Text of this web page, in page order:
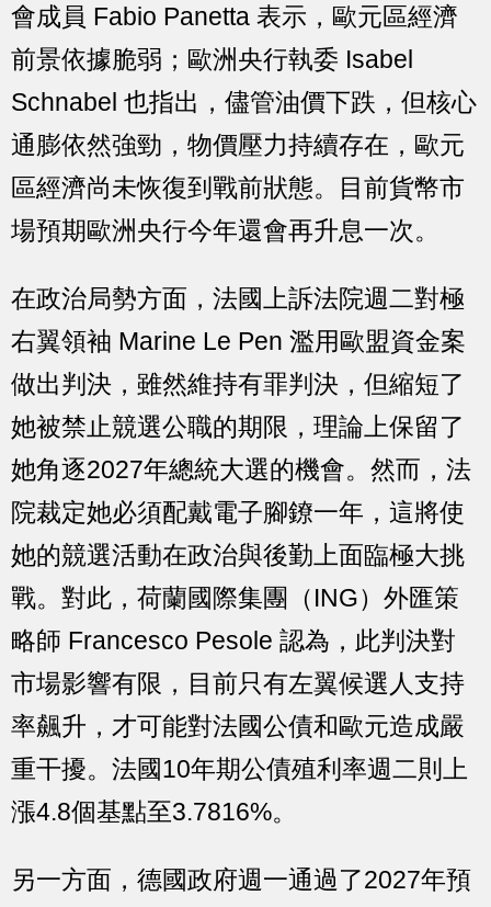
會成員 Fabio Panetta 表示，歐元區經濟
前景依據脆弱；歐洲央行執委 Isabel
Schnabel 也指出，儘管油價下跌，但核心
通膨依然強勁，物價壓力持續存在，歐元
區經濟尚未恢復到戰前狀態。目前貨幣市
場預期歐洲央行今年還會再升息一次。
在政治局勢方面，法國上訴法院週二對極
右翼領袖 Marine Le Pen 濫用歐盟資金案
做出判決，雖然維持有罪判決，但縮短了
她被禁止競選公職的期限，理論上保留了
她角逐2027年總統大選的機會。然而，法
院裁定她必須配戴電子腳鐐一年，這將使
她的競選活動在政治與後勤上面臨極大挑
戰。對此，荷蘭國際集團（ING）外匯策
略師 Francesco Pesole 認為，此判決對
市場影響有限，目前只有左翼候選人支持
率飆升，才可能對法國公債和歐元造成嚴
重干擾。法國10年期公債殖利率週二則上
漲4.8個基點至3.7816%。
另一方面，德國政府週一通過了2027年預